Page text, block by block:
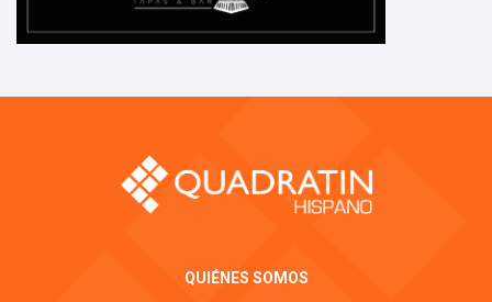
QUIÉNES SOMOS